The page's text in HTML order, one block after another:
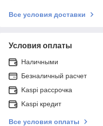
Все условия доставки
Условия оплаты
Наличными
Безналичный расчет
Kaspi рассрочка
Kaspi кредит
Все условия оплаты